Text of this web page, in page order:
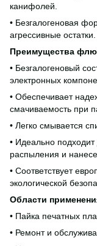
канифолей.
• Безгалогеновая
агрессивные остатки.
Преимущества
• Безгалогеновый
электронных
• Обеспечивает
смачиваемость при
• Легко смывается
• Идеально подходит
распыления и
• Соответствует
экологической
Области
• Пайка печатных
• Ремонт и